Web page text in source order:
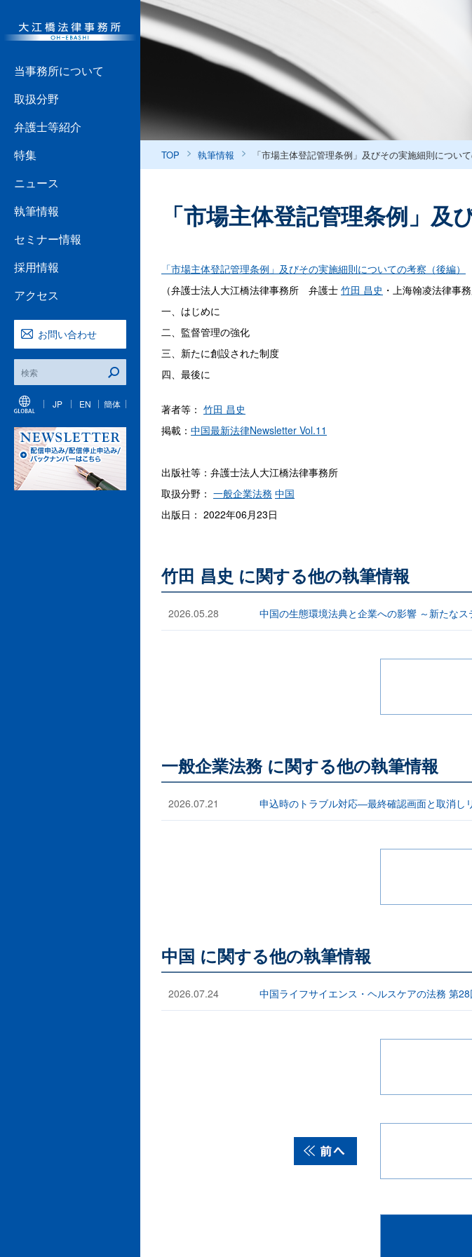
当事務所について
取扱分野
弁護士等紹介
特集
ニュース
執筆情報
セミナー情報
採用情報
アクセス
お問い合わせ
JP EN 簡体
TOP 執筆情報 「市場主体登記管理条例」及びその実施細則について
「市場主体登記管理条例」及
「市場主体登記管理条例」及びその実施細則についての考察（後編）
（弁護士法人大江橋法律事務所 弁護士 竹田 昌史 ・上海翰凌法律事
一、はじめに
二、監督管理の強化
三、新たに創設された制度
四、最後に
著者等： 竹田 昌史
掲載： 中国最新法律Newsletter Vol.11
出版社等：弁護士法人大江橋法律事務所
取扱分野： 一般企業法務 中国
出版日： 2022年06月23日
竹田 昌史 に関する他の執筆情報
2026.05.28 中国の生態環境法典と企業への影響 ～新たな
一般企業法務 に関する他の執筆情報
2026.07.21 申込時のトラブル対応―最終確認画面と取消し
中国 に関する他の執筆情報
2026.07.24 中国ライフサイエンス・ヘルスケアの法務 第